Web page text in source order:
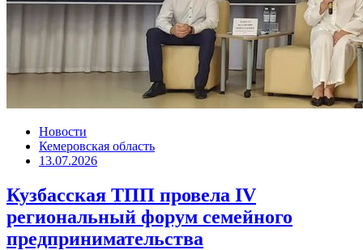
Новости
Кемеровская область
13.07.2026
Кузбасская ТПП провела IV
региональный форум семейного
предпринимательства